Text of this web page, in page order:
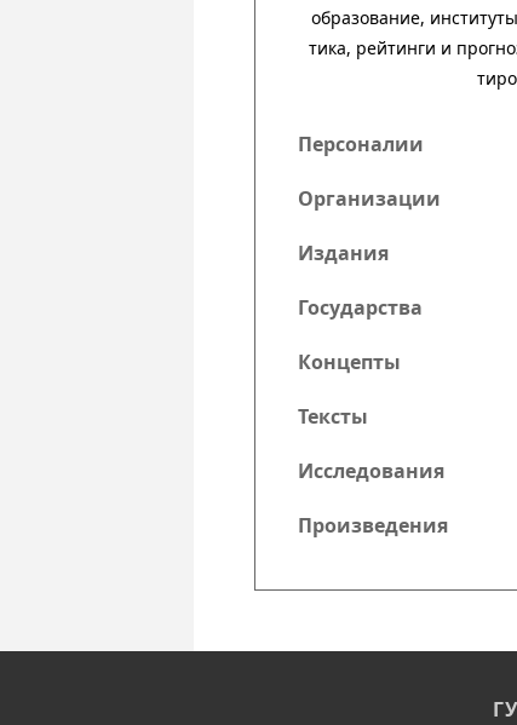
обра­зо­ва­ние,
тика, рей­тинги и
Персоналии
Организации
Издания
Государства
Концепты
Тексты
Исследования
Произведения